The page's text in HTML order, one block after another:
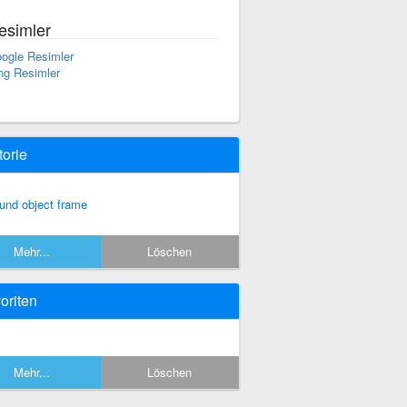
Resimler
Resimler
object frame
Mehr... Löschen
Mehr... Löschen